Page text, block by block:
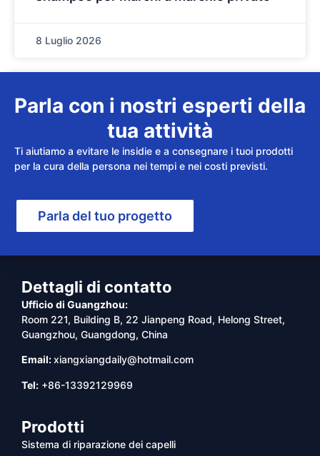
8 Luglio 2026
Parla con i nostri esperti della
tua attività
Ti aiutiamo a evitare le insidie e a consegnare i tuoi prodotti
per la cura della persona nei tempi e nei costi previsti.
Parla del tuo progetto
Dettagli di contatto
Ufficio di Guangzhou:
Room 221, Building B, 22 Jianpeng Road, Helong Street,
Guangzhou, Guangdong, China
Email:xiangxiangdaily@hotmail.com
Tel: +86-13392129969
Prodotti
Sistema di riparazione dei capelli